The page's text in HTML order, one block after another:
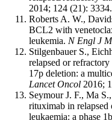
2014; 124 (21): 3334.
Roberts A. W.,
BCL2 with
leukemia. N Engl J
Stilgenbauer S.,
relapsed or
17p deletion: a
Lancet Oncol 2016;
Seymour J. F., Ma
rituximab in
leukaemia: a phase